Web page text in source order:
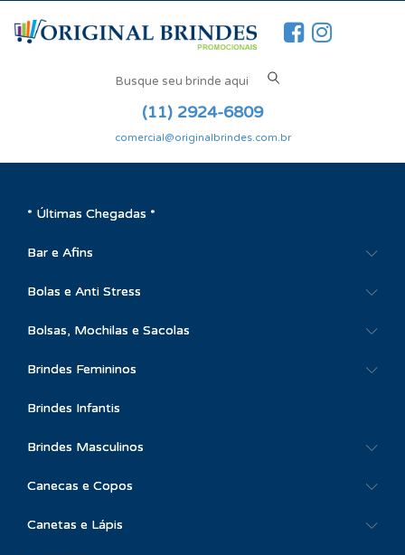
(11) 2924-6809
comercial@originalbrindes.com.br
* Últimas Chegadas *
Bar e Afins
Bolas e Anti Stress
Bolsas, Mochilas e Sacolas
Brindes Femininos
Brindes Infantis
Brindes Masculinos
Canecas e Copos
Canetas e Lápis